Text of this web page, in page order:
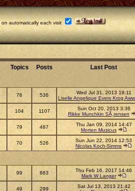
automatically each visit
Topics Posts
Last Post
76 536
Wed Jul 31, 2013 19:11
Liselle Angelique Evers Krog
104 1107
Sun Oct 20, 2013 3:36
Rikke Munchkin SÃ¸rensen
79 487
Thu Jan 09, 2014 14:47
Morten Musicus
70 526
Sun Jun 22, 2014 12:53
Nicolas Koch-Simms
99 883
Thu Feb 16, 2017 14:46
Mark W Langer
49 299
Sat Jul 13, 2013 21:42